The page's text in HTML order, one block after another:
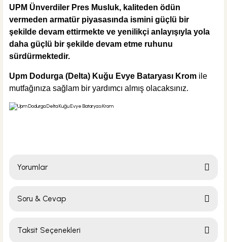
UPM Ünverdiler Pres Musluk, kaliteden ödün
vermeden armatür piyasasında ismini güçlü bir
şekilde devam ettirmekte ve yenilikçi anlayışıyla yola
daha güçlü bir şekilde devam etme ruhunu
sürdürmektedir.
Upm Dodurga (Delta) Kuğu Evye Bataryası Krom ile
mutfağınıza sağlam bir yardımcı almış olacaksınız.
Yorumlar
Soru & Cevap
Taksit Seçenekleri